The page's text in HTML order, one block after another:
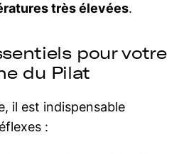
très élevées.
pour votre
du Pilat
il est indispensable
: